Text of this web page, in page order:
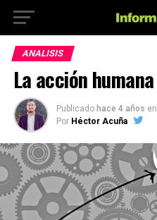
ANALISIS
La acción humana
Publicado hace 4 años en
Por Héctor Acuña